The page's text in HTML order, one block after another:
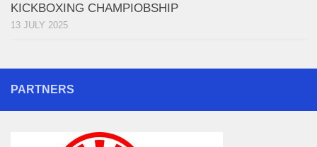
KICKBOXING CHAMPIOBSHIP
13 JULY 2025
PARTNERS